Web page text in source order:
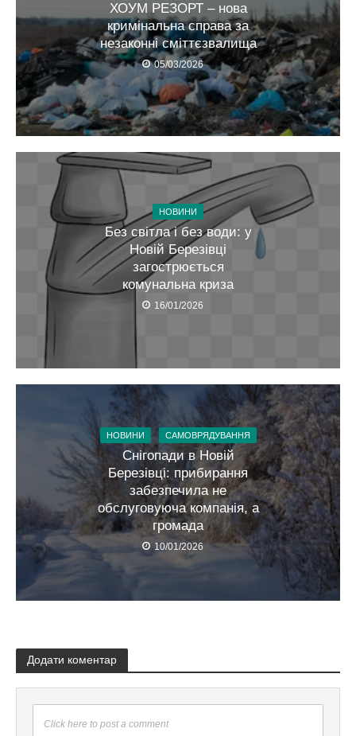
ХОУМ РЕЗОРТ – нова
кримінальна справа за
незаконні сміттєзвалища
05/03/2026
НОВИНИ
Без світла і без води: у
Новій Березівці
загострюється
комунальна криза
16/01/2026
НОВИНИ САМОВРЯДУВАННЯ
Снігопади в Новій
Березівці: прибирання
забезпечила не
обслуговуюча компанія, а
громада
10/01/2026
Додати коментар
Click here to post a comment